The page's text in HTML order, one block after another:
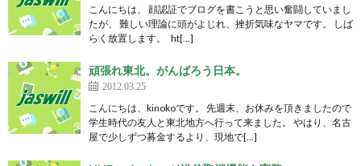
こんにちは、 顔認証でブログを書こうと思い奮闘していまし
たが、 難しい理論に頭がよじれ、挫折気味なヤマです。 しば
らく放置します。 ht[…]
頑張れ東北。がんばろう日本。
2012.03.25
こんにちは、kinokoです。 先週末、お休みを頂きましたので
学生時代の友人と東北地方へ行って来ました。 やはり、名古
屋で少しずつ募金するより、現地で[…]